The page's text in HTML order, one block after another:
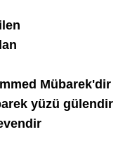
Mübarek'dir
yüzü gülendir